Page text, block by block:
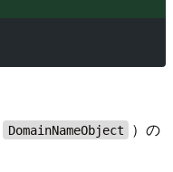
DomainNameObject
）の